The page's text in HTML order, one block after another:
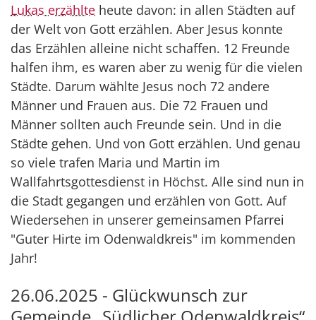
Lukas erzählte heute davon: in allen Städten auf
der Welt von Gott erzählen. Aber Jesus konnte
das Erzählen alleine nicht schaffen. 12 Freunde
halfen ihm, es waren aber zu wenig für die vielen
Städte. Darum wählte Jesus noch 72 andere
Männer und Frauen aus. Die 72 Frauen und
Männer sollten auch Freunde sein. Und in die
Städte gehen. Und von Gott erzählen. Und genau
so viele trafen Maria und Martin im
Wallfahrtsgottesdienst in Höchst. Alle sind nun in
die Stadt gegangen und erzählen von Gott. Auf
Wiedersehen in unserer gemeinsamen Pfarrei
"Guter Hirte im Odenwaldkreis" im kommenden
Jahr!
26.06.2025 - Glückwunsch zur